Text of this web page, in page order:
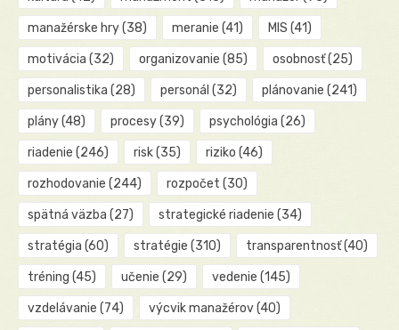
manažérske hry(38) meranie (41) MIS (41)
motivácia (32) organizovanie (85) osobnosť(25)
personalistika (28) personál (32) plánovanie (241)
plány(48) procesy(39) psychológia (26)
riadenie (246) risk(35) riziko (46)
rozhodovanie (244) rozpočet (30)
spätná väzba (27) strategické riadenie (34)
stratégia (60) stratégie (310) transparentnosť(40)
tréning (45) učenie (29) vedenie (145)
vzdelávanie (74) výcvik manažérov(40)